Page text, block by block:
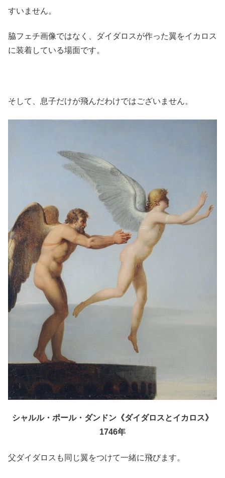
すいません。
脇フェチ画像ではなく、ダイダロスが作った翼をイカロス
に装着している場面です。
そして、息子だけが飛んだわけではございません。
シャルル・ポール・ダンドン《ダイダロスとイカロス》
1746年
父ダイダロスも同じ翼をつけて一緒に飛びます。